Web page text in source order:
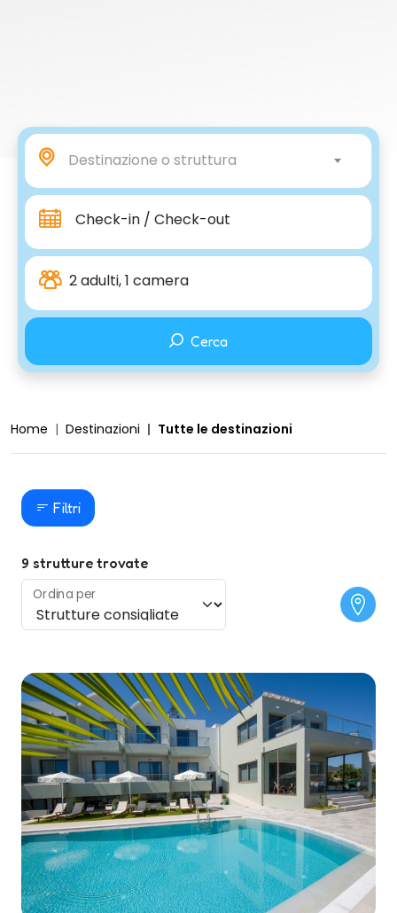
Destinazione o struttura
Check-in / Check-out
2 adulti, 1 camera
Cerca
Home Destinazioni Tutte le destinazioni
Filtri
9 strutture trovate
Ordina per